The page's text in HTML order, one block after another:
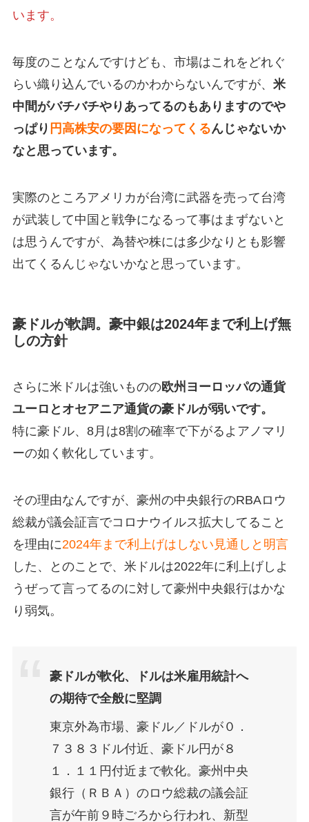
います。
毎度のことなんですけども、市場はこれをどれぐ
らい織り込んでいるのかわからないんですが、
米
中間がバチバチやりあってるのもありますのでや
っぱり 円高株安の要因になってくる んじゃないか
なと思っています。
実際のところアメリカが台湾に武器を売って台湾
が武装して中国と戦争になるって事はまずないと
は思うんですが、為替や株には多少なりとも影響
出てくるんじゃないかなと思っています。
豪ドルが軟調。豪中銀は2024年まで利上げ無
しの方針
さらに米ドルは強いものの 欧州ヨーロッパの通貨
ユーロとオセアニア通貨の豪ドルが弱いです。
特に豪ドル、8月は8割の確率で下がるよアノマリ
ーの如く軟化しています。
その理由なんですが、豪州の中央銀行のRBAロウ
総裁が議会証言でコロナウイルス拡大してること
を理由に2024年まで利上げはしない見通しと明言
した、とのことで、米ドルは2022年に利上げしよ
うぜって言ってるのに対して豪州中央銀行はかな
り弱気。
豪ドルが軟化、ドルは米雇用統計へ
の期待で全般に堅調
東京外為市場、豪ドル／ドルが０．
７３８３ドル付近、豪ドル円が８
１．１１円付近まで軟化。豪州中央
銀行（ＲＢＡ）のロウ総裁の議会証
言が午前９時ごろから行われ、新型